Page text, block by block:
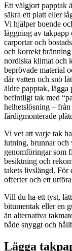
Ett välgjort papptak
säkra ett platt eller
Vi hjälper boende
läggning av takpapp
carportar och
och korrekt
nordiska klimat och
beprövade material
där vatten och snö
äldre papptak, lägga
befintligt tak med
helhetslösning –
färdigmonterade
Vi vet att varje tak
lutning, brunnar och
genomföringar som
besiktning och
takets livslängd. För
offerter och ett
Vill du ha ett tyst,
bitumentak eller en
än alternativa
både snyggt och
Lägga